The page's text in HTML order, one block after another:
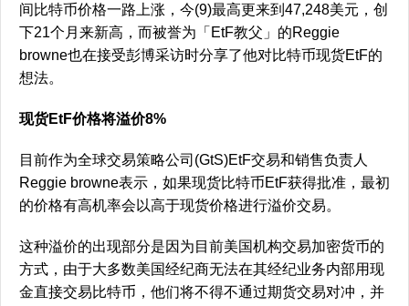
间比特币价格一路上涨，今(9)最高更来到47,248美元，创
下21个月来新高，而被誉为「EtF教父」的Reggie
browne也在接受彭博采访时分享了他对比特币现货EtF的
想法。
现货EtF价格将溢价8%
目前作为全球交易策略公司(GtS)EtF交易和销售负责人
Reggie browne表示，如果现货比特币EtF获得批准，最初
的价格有高机率会以高于现货价格进行溢价交易。
这种溢价的出现部分是因为目前美国机构交易加密货币的
方式，由于大多数美国经纪商无法在其经纪业务内部用现
金直接交易比特币，他们将不得不通过期货交易对冲，并